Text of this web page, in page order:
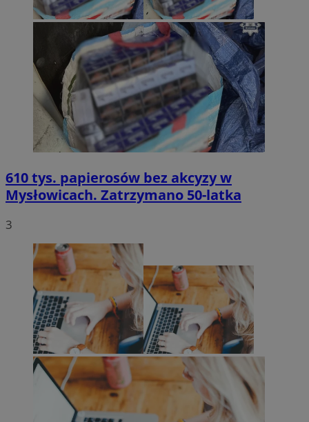
610 tys. papierosów bez akcyzy w
Mysłowicach. Zatrzymano 50-latka
3